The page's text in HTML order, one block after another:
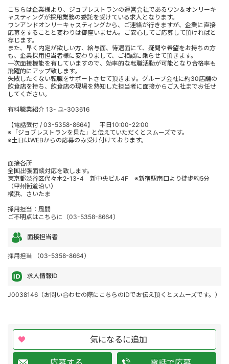
こちらは企業様より、ジョブレストランの運営会社であるワン＆オンリーキ
ャスティングが採用業務の委託を受けている求人となります。
ワンアンドオンリーキャスティングから、ご連絡が行きますが、企業に直接
応募をすることと変わりは御座いません。ご安心してご応募して頂ければと
存じます。
また、早く内定が欲しい方、給与面、待遇面にて、疑問や希望をお持ちの方
も、企業採用担当者様に変わりまして、ご相談に乗らせて頂きます。
一次面接機能を有していますので、効率的な転職活動が可能となり合格率も
飛躍的にアップ致します。
失敗したくない転職をサポートさせて頂きます。グループ会社に約30店舗の
飲食店を持ち、飲食店の現場を熟知した担当者に面接からご入社までお任せ
してください。
有料職業紹介 13- ユ-303616
【電話受付 / 03-5358-8664】 平日10:00-22:00
※「ジョブレストランを見た」と伝えていただくとスムーズです。
※土日はWEBからの応募のみ受け付けております。
面接各所
全国出張面談対応を致します。
東京都渋谷区代々木2-13-4 新中央ビル4F ※新宿駅南口より徒歩約5分
（甲州街道沿い）
横浜、さいたま
採用担当：風間
ご不明点はこちらに（03-5358-8664）
面接担当者
採用担当 （03-5358-8664）
求人情報ID
J0038146（お問い合わせの際にこちらのIDでお伝え頂くとスムーズです。）
気になるに追加